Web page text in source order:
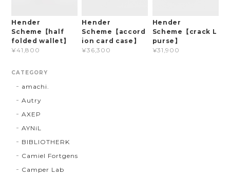
Hender
Scheme【half
folded wallet】
¥41,800
Hender
Scheme【accord
ion card case】
¥36,300
Hender
Scheme【crack L
purse】
¥31,900
CATEGORY
amachi.
Autry
AXEP
AYNiL
BIBLIOTHERK
Camiel Fortgens
Camper Lab